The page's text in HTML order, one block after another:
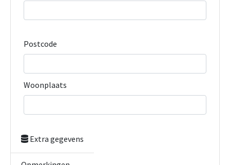
Postcode
Woonplaats
Extra gegevens